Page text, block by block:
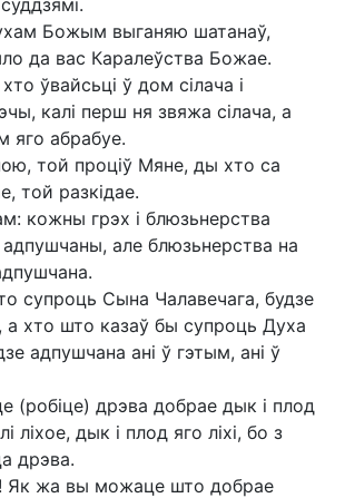
Божым выганяю шатанаў,
да вас Каралеўства Божае.
ўвайсьці ў дом сілача і
калі перш ня звяжа сілача, а
яго абрабуе.
той проціў Мяне, ды хто са
той разкідае.
кожны грэх і блюзьнерства
але блюзьнерства на
супроць Сына Чалавечага, будзе
а хто што казаў бы супроць Духа
адпушчана ані ў гэтым, ані ў
(робіце) дрэва добрае дык і плод
ліхое, дык і плод яго ліхі, бо з
дрэва.
Як жа вы можаце што добрае